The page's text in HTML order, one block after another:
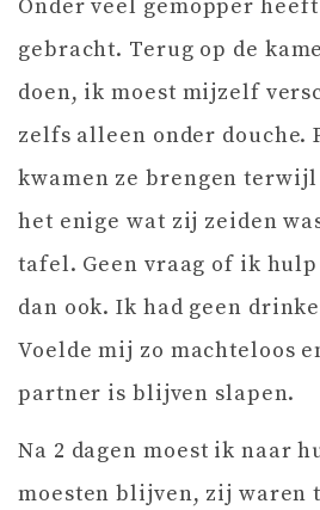
Onder veel gemopper
gebracht. Terug op de
doen, ik moest mijzelf
zelfs alleen onder douche.
kwamen ze brengen
het enige wat zij zeiden
tafel. Geen vraag of ik
dan ook. Ik had geen
Voelde mij zo machteloos
partner is blijven slapen.
Na 2 dagen moest ik naar
moesten blijven, zij waren